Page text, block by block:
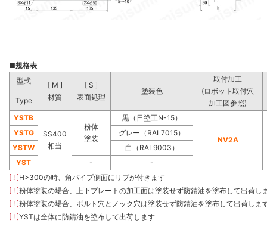
■規格表
型式
[ M ]
材質
[ S ]
表面処理
塗装色
取付加工
(ロボット取付穴
加工図参照)
Type
YSTB
SS400
相当
粉体
塗装
黒（日塗工N-15）
NV2A
YSTG
グレー（RAL7015）
YSTW
白（RAL9003）
YST
-
-
[ ! ]H>300の時、角パイプ側面にリブが付きます
[ ! ]粉体塗装の場合、上下プレートの加工面は塗装せず防錆油を塗布して出荷し
[ ! ]粉体塗装の場合、ボルト穴とノック穴は塗装せず防錆油を塗布して出荷しま
[ ! ]YSTは全体に防錆油を塗布して出荷します